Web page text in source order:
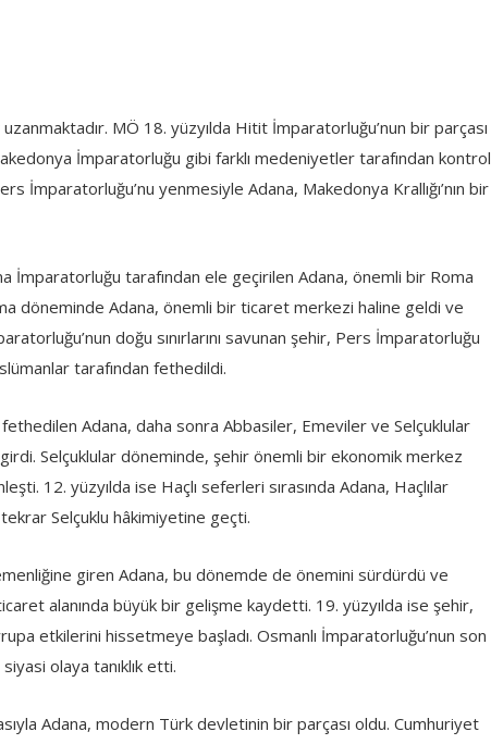
MÖ 18. yüzyılda Hitit İmparatorluğu’nun bir parçası
İmparatorluğu gibi farklı medeniyetler tarafından kontrol
İmparatorluğu’nu yenmesiyle Adana, Makedonya Krallığı’nın bir
İmparatorluğu tarafından ele geçirilen Adana, önemli bir Roma
döneminde Adana, önemli bir ticaret merkezi haline geldi ve
doğu sınırlarını savunan şehir, Pers İmparatorluğu
tarafından fethedildi.
Adana, daha sonra Abbasiler, Emeviler ve Selçuklular
Selçuklular döneminde, şehir önemli bir ekonomik merkez
12. yüzyılda ise Haçlı seferleri sırasında Adana, Haçlılar
Selçuklu hâkimiyetine geçti.
giren Adana, bu dönemde de önemini sürdürdü ve
alanında büyük bir gelişme kaydetti. 19. yüzyılda ise şehir,
etkilerini hissetmeye başladı. Osmanlı İmparatorluğu’nun son
olaya tanıklık etti.
Adana, modern Türk devletinin bir parçası oldu. Cumhuriyet